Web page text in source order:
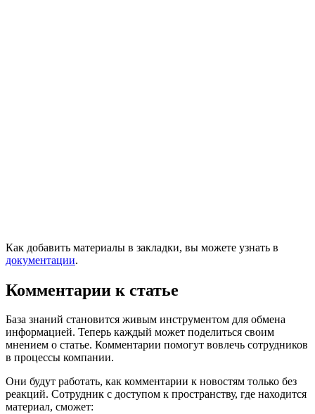
Как добавить материалы в закладки, вы можете узнать в
документации.
Комментарии к статье
База знаний становится живым инструментом для обмена
информацией. Теперь каждый может поделиться своим
мнением о статье. Комментарии помогут вовлечь сотрудников
в процессы компании.
Они будут работать, как комментарии к новостям только без
реакций. Сотрудник с доступом к пространству, где находится
материал, сможет: